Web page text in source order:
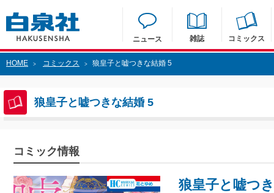
ニュース 雑誌 コミックス
HOME > コミックス > 狼皇子と嘘つきな結婚 5
狼皇子と嘘つきな結婚 5
コミック情報
狼皇子と嘘つ